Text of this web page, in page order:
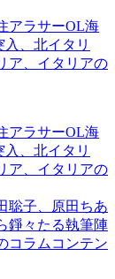
アラサーOL海
、北イタリ
ア、イタリアの
アラサーOL海
、北イタリ
ア、イタリアの
聡子、原田ちあ
錚々たる執筆陣
コラムコンテン